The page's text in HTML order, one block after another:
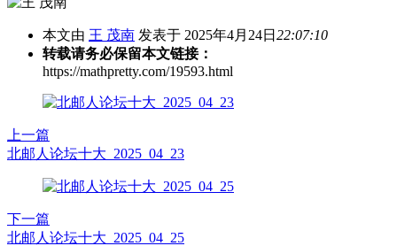
本文由 王 茂南 发表于 2025年4月24日 22:07:10
转载请务必保留本文链接：
https://mathpretty.com/19593.html
上一篇
北邮人论坛十大_2025_04_23
下一篇
北邮人论坛十大_2025_04_25